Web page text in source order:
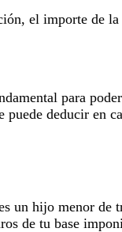
el importe de
para
deducir en
un hijo menor
de tu base